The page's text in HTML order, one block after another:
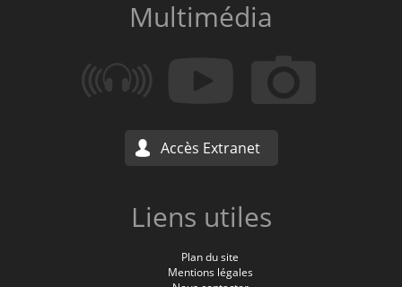
Multimédia
Accès Extranet
Liens utiles
Plan du site
Mentions légales